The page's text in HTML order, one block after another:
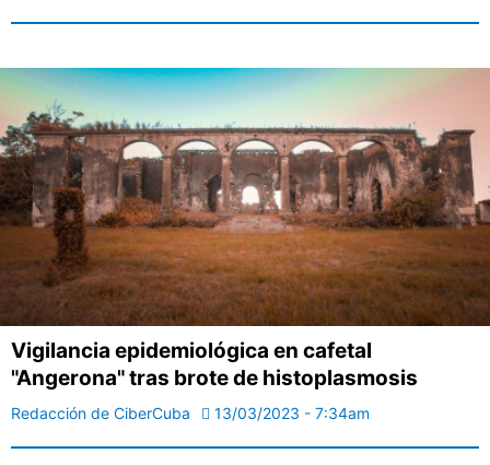
Vigilancia epidemiológica en cafetal
"Angerona" tras brote de histoplasmosis
Redacción de CiberCuba 13/03/2023 - 7:34am